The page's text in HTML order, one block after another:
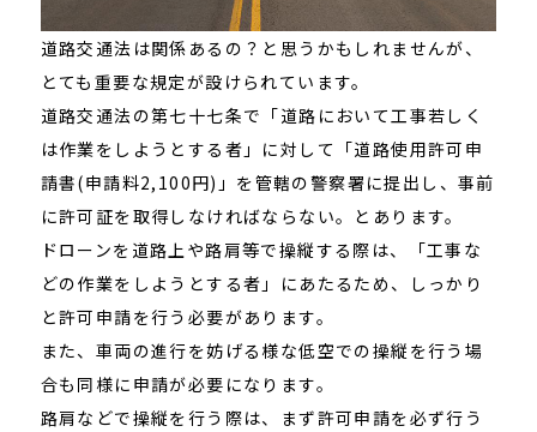
道路交通法は関係あるの？と思うかもしれませんが、
とても重要な規定が設けられています。
道路交通法の第七十七条で「道路において工事若しく
は作業をしようとする者」に対して「道路使用許可申
請書(申請料2,100円)」を管轄の警察署に提出し、事前
に許可証を取得しなければならない。とあります。
ドローンを道路上や路肩等で操縦する際は、「工事な
どの作業をしようとする者」にあたるため、しっかり
と許可申請を行う必要があります。
また、車両の進行を妨げる様な低空での操縦を行う場
合も同様に申請が必要になります。
路肩などで操縦を行う際は、まず許可申請を必ず行う